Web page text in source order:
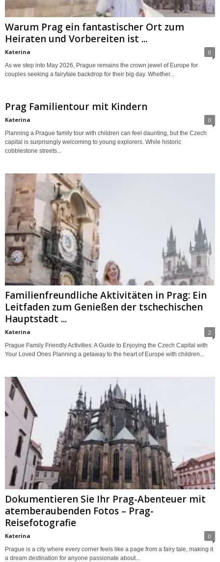
Warum Prag ein fantastischer Ort zum
Heiraten und Vorbereiten ist ...
Katerina 0
As we step into May 2026, Prague remains the crown jewel of Europe for
couples seeking a fairytale backdrop for their big day. Whether...
Prag Familientour mit Kindern
Katerina 0
Planning a Prague family tour with children can feel daunting, but the Czech
capital is surprisingly welcoming to young explorers. While historic
cobblestone streets...
Familienfreundliche Aktivitäten in Prag: Ein
Leitfaden zum Genießen der tschechischen
Hauptstadt ...
Katerina 2
Prague Family Friendly Activities: A Guide to Enjoying the Czech Capital with
Your Loved Ones Planning a getaway to the heart of Europe with children...
Dokumentieren Sie Ihr Prag-Abenteuer mit
atemberaubenden Fotos – Prag-
Reisefotografie
Katerina 0
Prague is a city where every corner feels like a page from a fairy tale, making it
a dream destination for anyone passionate about...